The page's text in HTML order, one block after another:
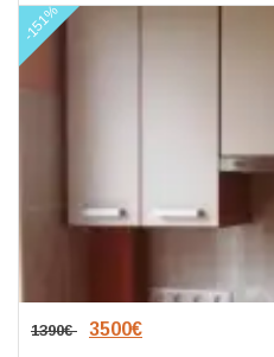
-151%
1390€ 3500€